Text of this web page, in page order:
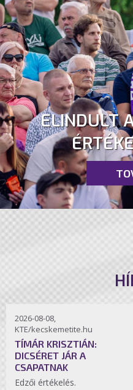
ELINDULT
2026-08-08,
KTE/kecskemetite.hu
TÍMÁR KRISZTIÁN:
DICSÉRET JÁR A
CSAPATNAK
Edzői értékelés.